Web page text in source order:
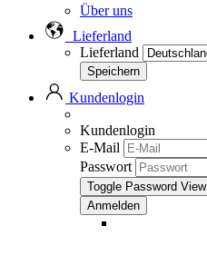
Über uns
Lieferland
Lieferland
Kundenlogin
Kundenlogin
E-Mail
Passwort
Toggle Password View